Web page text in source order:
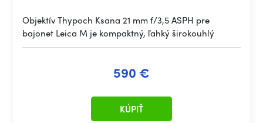
Objektív Thypoch Ksana 21 mm f/3,5 ASPH pre
bajonet Leica M je kompaktný, ľahký širokouhlý
590 €
KÚPIŤ